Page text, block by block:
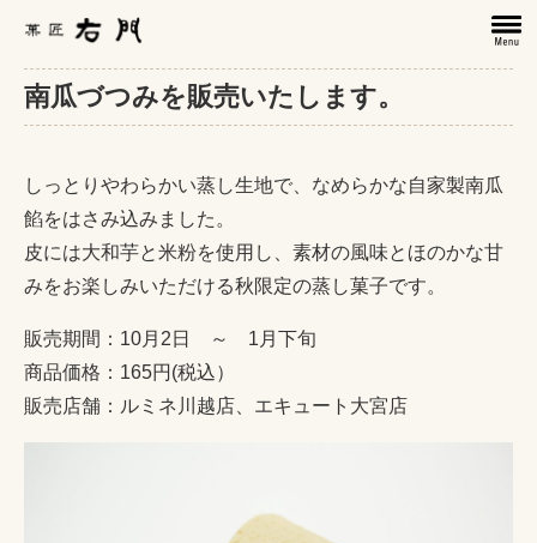
南瓜づつみを販売いたします。
しっとりやわらかい蒸し生地で、なめらかな自家製南瓜
餡をはさみ込みました。
皮には大和芋と米粉を使用し、素材の風味とほのかな甘
みをお楽しみいただける秋限定の蒸し菓子です。
販売期間：10月2日 ～ 1月下旬
商品価格：165円(税込）
販売店舗：ルミネ川越店、エキュート大宮店